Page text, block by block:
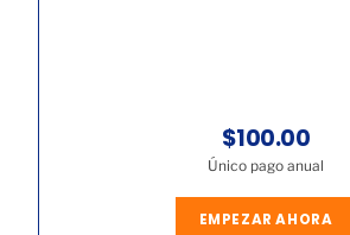
$100.00
Único pago anual
EMPEZAR AHORA